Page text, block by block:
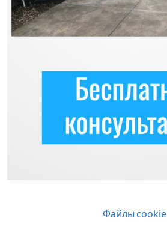
Файлы cookie